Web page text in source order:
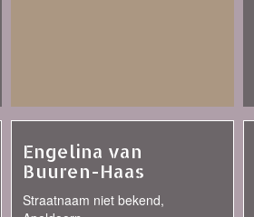
Engelina van
Buuren-Haas
Straatnaam niet bekend,